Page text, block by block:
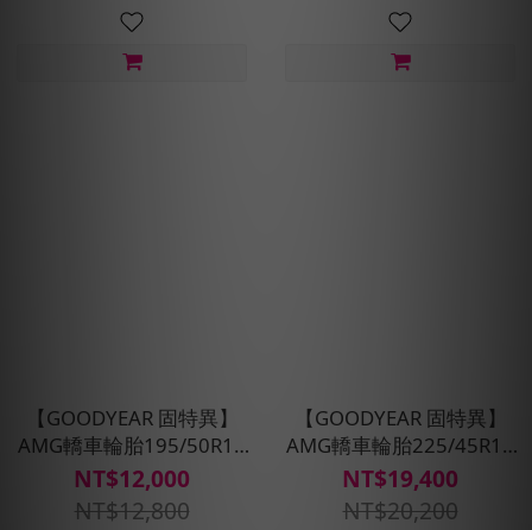
【GOODYEAR 固特異】
AMG轎車輪胎195/50R15
四入組(濕抓/耐用雙重保
護)含安裝定位平衡
NT$12,000
NT$12,800
【GOODYEAR 固特異】
AMG轎車輪胎225/45R19
四入組(濕抓/耐用雙重保
護)含安裝定位平衡
NT$19,400
NT$20,200